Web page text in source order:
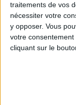
traitements de vos
nécessiter votre
y opposer. Vous
votre
cliquant sur le